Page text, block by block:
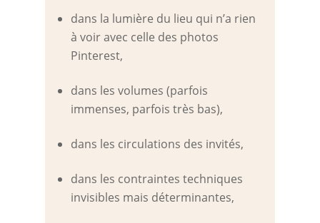
dans la lumière du lieu qui n’a rien
à voir avec celle des photos
Pinterest,
dans les volumes (parfois
immenses, parfois très bas),
dans les circulations des invités,
dans les contraintes techniques
invisibles mais déterminantes,